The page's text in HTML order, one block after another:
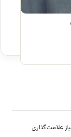
علامت‌گذاری